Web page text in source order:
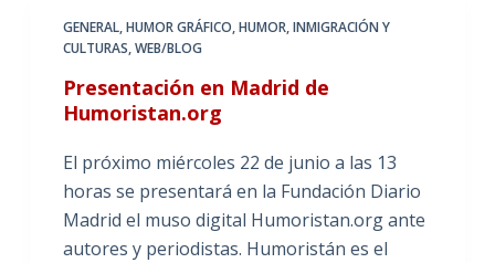
GENERAL,HUMOR GRÁFICO,HUMOR, INMIGRACIÓN Y
CULTURAS,WEB/BLOG
Presentación en Madrid de
Humoristan.org
El próximo miércoles 22 de junio a las 13
horas se presentará en la Fundación Diario
Madrid el muso digital Humoristan.org ante
autores y periodistas. Humoristán es el